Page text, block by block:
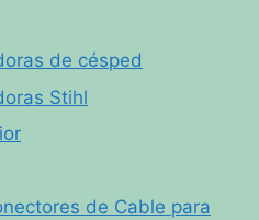
de césped
Stihl
de Cable para